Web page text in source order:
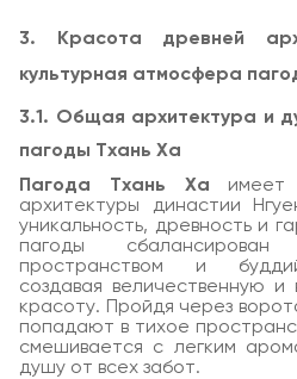
3. Красота древней
культурная атмосфера
3.1. Общая архитектура и
пагоды Тхань Ха
Пагода Тхань Ха имеет
архитектуры династии
уникальность, древность и
пагоды
пространством и
создавая величественную
красоту. Пройдя через
попадают в тихое
смешивается с легким
душу от всех забот.